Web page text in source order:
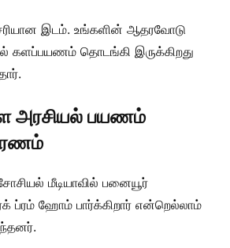
இடம். உங்களின் ஆதரவோடு
களப்பயணம் தொடங்கி இருக்கிறது
அரசியல் பயணம்
மீடியாவில் பனையூர்
ஹோம் பார்க்கிறார் என்றெல்லாம்